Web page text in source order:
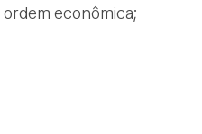
econômica;